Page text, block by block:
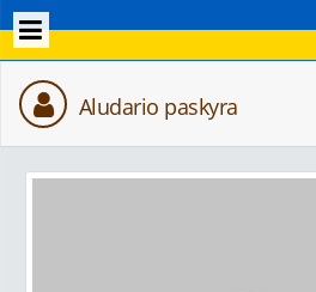
Aludario paskyra